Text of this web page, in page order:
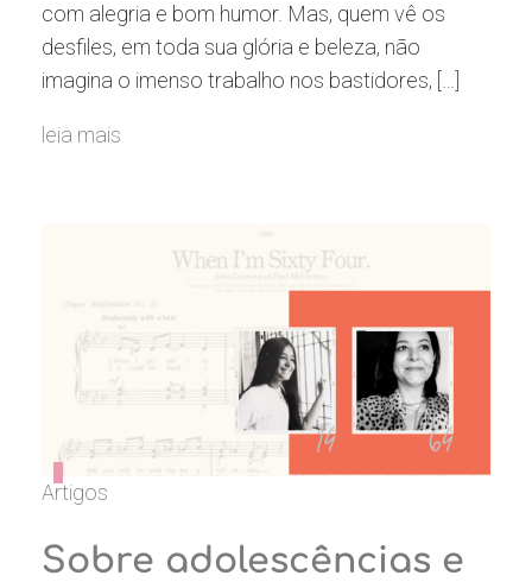
com alegria e bom humor. Mas, quem vê os
desfiles, em toda sua glória e beleza, não
imagina o imenso trabalho nos bastidores, […]
leia mais
Artigos
Sobre adolescências e